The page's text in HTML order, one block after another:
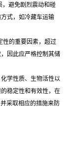
，避免剧烈震动和碰
式，如冷藏车运输
性的重要因素，超过
因此应严格控制其储
学性质、生物活性以
稳定性和有效性，在
采取相应的措施来防